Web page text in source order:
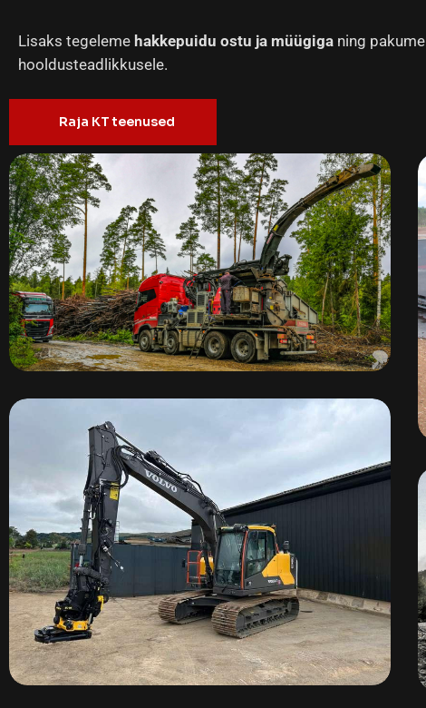
Lisaks tegeleme hakkepuidu ostu ja müügiga ning pakume
hooldusteadlikkusele.
Raja KT teenused
MUS-MAX hakkurid